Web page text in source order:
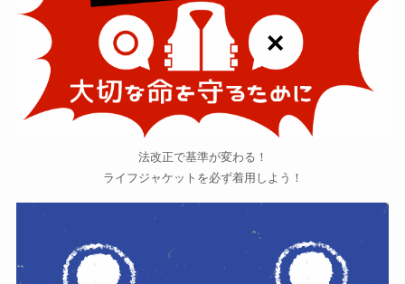
法改正で基準が変わる！
ライフジャケットを必ず着用しよう！